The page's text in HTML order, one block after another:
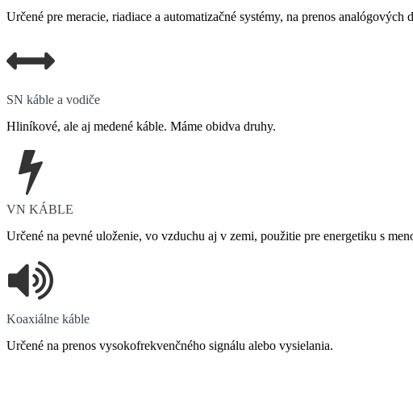
Určené pre meracie, riadiace a automatizačné systémy, na prenos analógových
SN káble a vodiče
Hliníkové, ale aj medené káble. Máme obidva druhy.
VN KÁBLE
Určené na pevné uloženie, vo vzduchu aj v zemi, použitie pre energetiku s
Koaxiálne káble
Určené na prenos vysokofrekvenčného signálu alebo vysielania.